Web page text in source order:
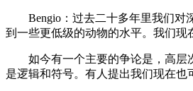
Bengio：过去二十多年里我们对深
到一些更低级的动物的水平。我们现
如今有一个主要的争论是，高层次
是逻辑和符号。有人提出我们现在也